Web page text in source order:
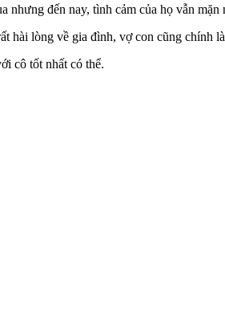
đến nay, tình cảm của họ vẫn mặn
hài lòng về gia đình, vợ con cũng chính
cô tốt nhất có thể.